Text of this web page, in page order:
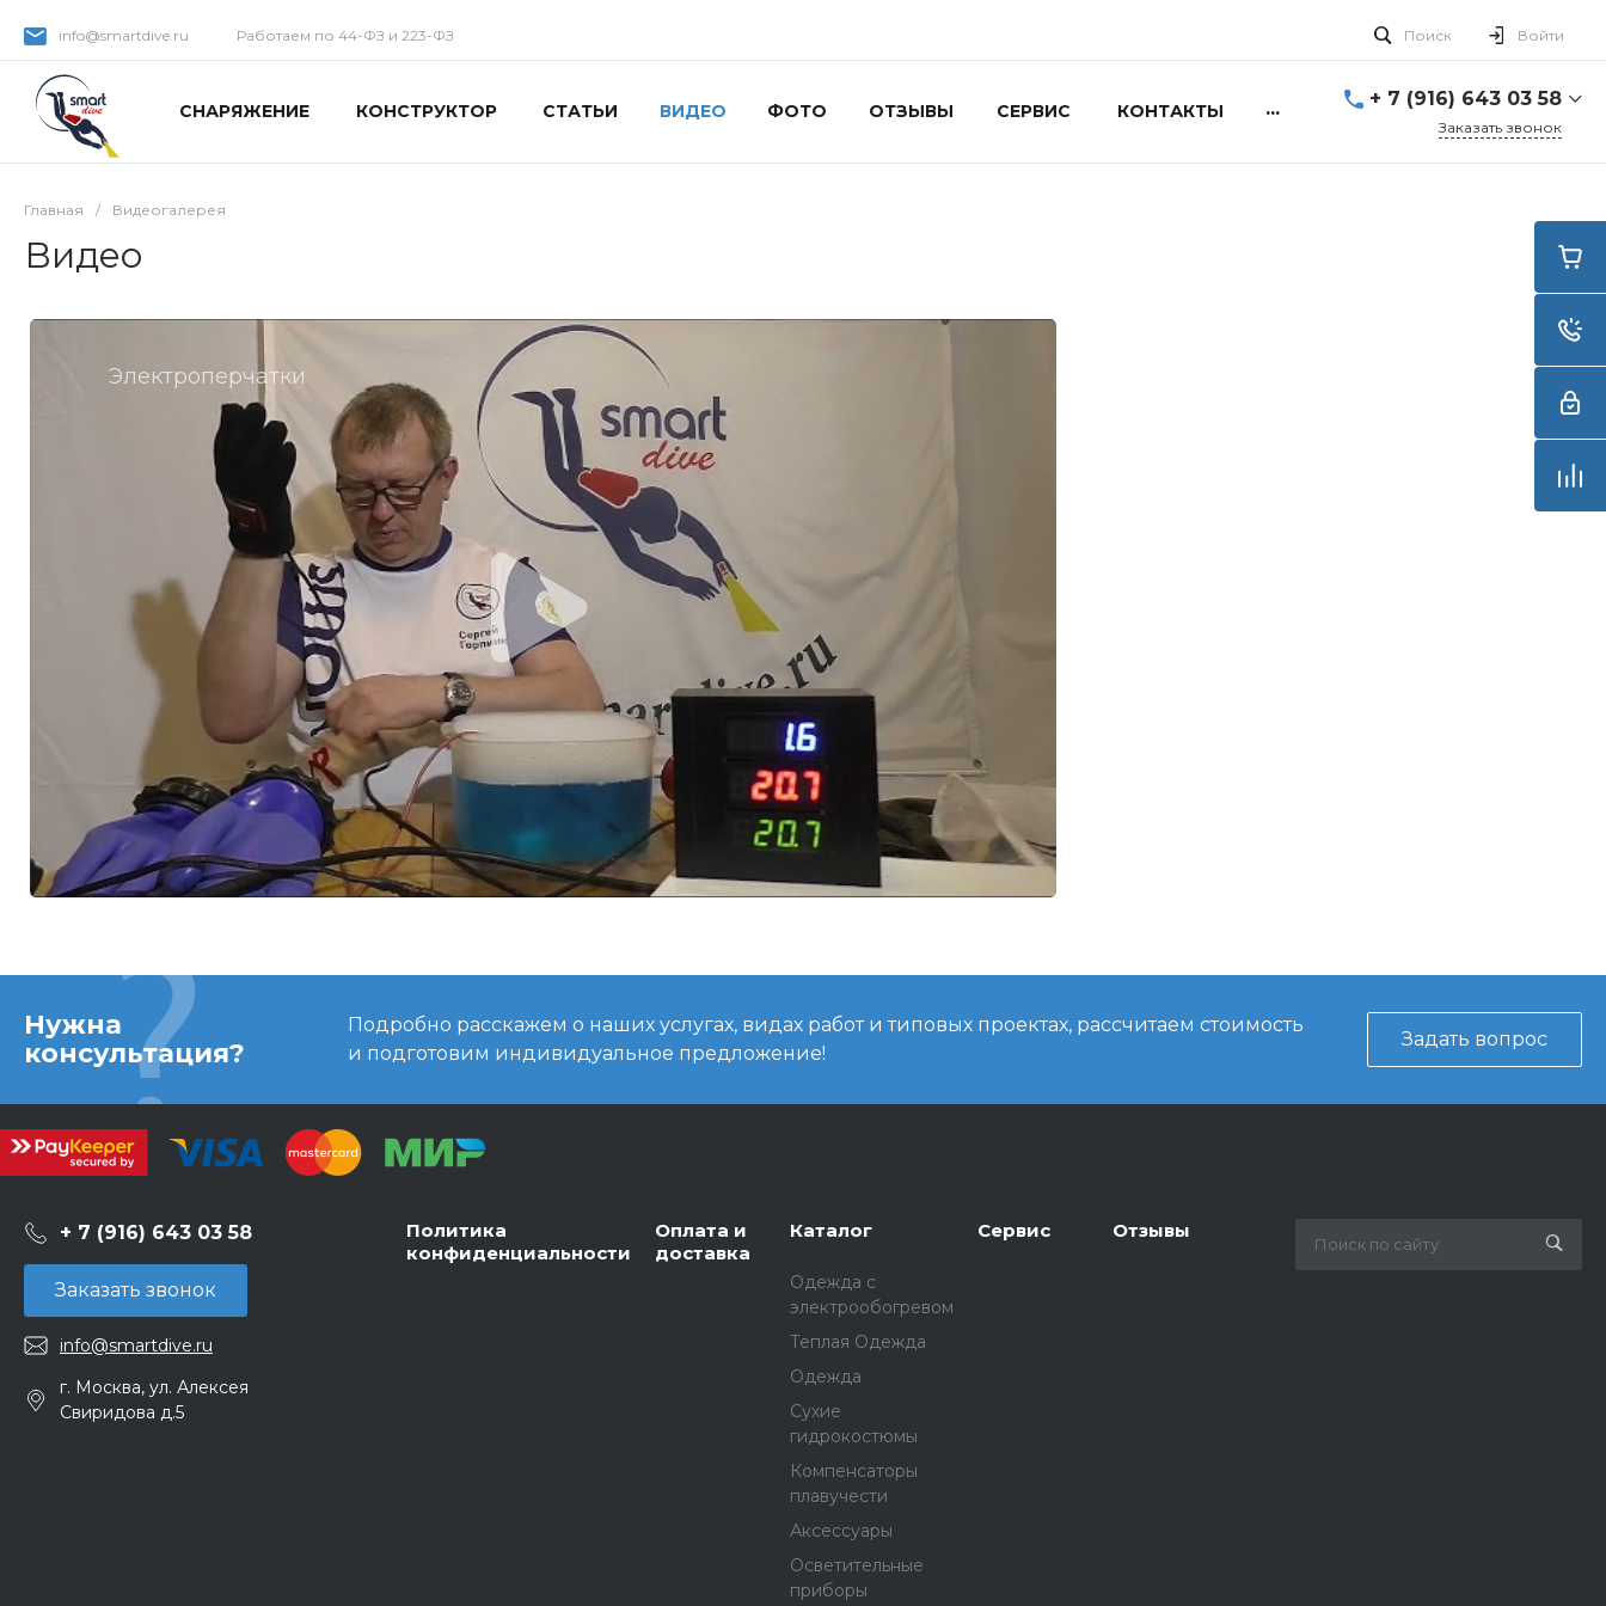
info@smartdive.ru Работаем по 44-ФЗ и 223-ФЗ Поиск Войти
СНАРЯЖЕНИЕ КОНСТРУКТОР СТАТЬИ ВИДЕО ФОТО ОТЗЫВЫ СЕРВИС КОНТАКТЫ ... + 7 (916) 643 03 58
Заказать звонок
Главная / Видеогалерея
Видео
Электроперчатки
Нужна
консультация?
Подробно расскажем о наших услугах, видах работ и типовых проектах, рассчитаем стоимость
и подготовим индивидуальное предложение!
Задать вопрос
+ 7 (916) 643 03 58
Заказать звонок
info@smartdive.ru
г. Москва, ул. Алексея
Свиридова д.5
Политика
конфиденциальности
Оплата и
доставка
Каталог
Одежда с
электрообогревом
Теплая Одежда
Одежда
Сухие
гидрокостюмы
Компенсаторы
плавучести
Аксессуары
Осветительные
приборы
Сервис Отзывы